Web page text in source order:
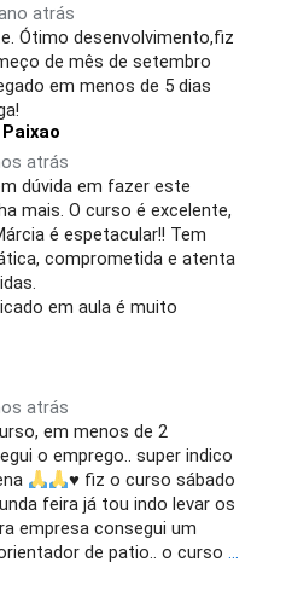
atrás
Ótimo desenvolvimento,fiz
de mês de setembro
em menos de 5 dias
atrás
dúvida em fazer este
mais. O curso é excelente,
é espetacular!! Tem
comprometida e atenta
em aula é muito
atrás
em menos de 2
o emprego.. super indico
♥️fiz o curso sábado
feira já tou indo levar os
empresa consegui um
de patio.. o curso …